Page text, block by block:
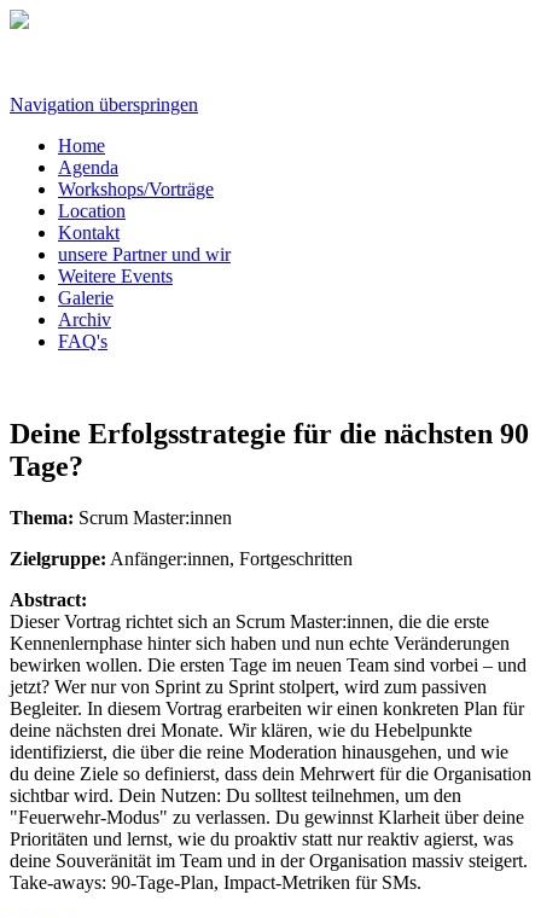
Navigation überspringen
Home
Agenda
Workshops/Vorträge
Location
Kontakt
unsere Partner und wir
Weitere Events
Galerie
Archiv
FAQ's
Deine Erfolgsstrategie für die nächsten 90
Tage?
Thema: Scrum Master:innen
Zielgruppe: Anfänger:innen, Fortgeschritten
Abstract:
Dieser Vortrag richtet sich an Scrum Master:innen, die die erste
Kennenlernphase hinter sich haben und nun echte Veränderungen
bewirken wollen. Die ersten Tage im neuen Team sind vorbei – und
jetzt? Wer nur von Sprint zu Sprint stolpert, wird zum passiven
Begleiter. In diesem Vortrag erarbeiten wir einen konkreten Plan für
deine nächsten drei Monate. Wir klären, wie du Hebelpunkte
identifizierst, die über die reine Moderation hinausgehen, und wie
du deine Ziele so definierst, dass dein Mehrwert für die Organisation
sichtbar wird. Dein Nutzen: Du solltest teilnehmen, um den
"Feuerwehr-Modus" zu verlassen. Du gewinnst Klarheit über deine
Prioritäten und lernst, wie du proaktiv statt nur reaktiv agierst, was
deine Souveränität im Team und in der Organisation massiv steigert.
Take-aways: 90-Tage-Plan, Impact-Metriken für SMs.